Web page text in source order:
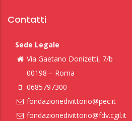
Contatti
Sede Legale
Via Gaetano Donizetti, 7/b
00198 – Roma
0685797300
fondazionedivittorio@pec.it
fondazionedivittorio@fdv.cgil.it